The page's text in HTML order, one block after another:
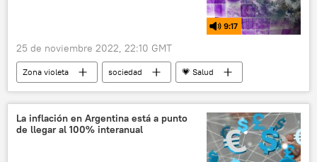
9:17
25 de noviembre 2022, 22:10 GMT
Zona violeta sociedad
💗 Salud
Universidad Nacional de Colombia
huesos humanos
tratamiento
campo magnético
La inflación en Argentina está a punto
de llegar al 100% interanual